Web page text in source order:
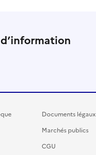
Documents légaux
Marchés publics
CGU